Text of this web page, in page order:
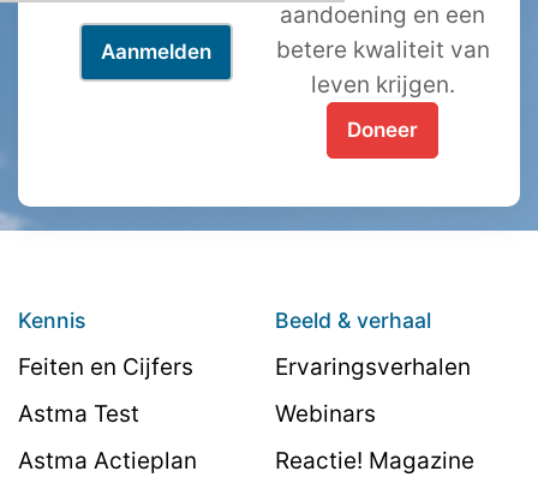
aandoening en een
betere kwaliteit van
leven krijgen.
Doneer
Kennis
Feiten en Cijfers
Astma Test
Astma Actieplan
Beeld & verhaal
Ervaringsverhalen
Webinars
Reactie! Magazine